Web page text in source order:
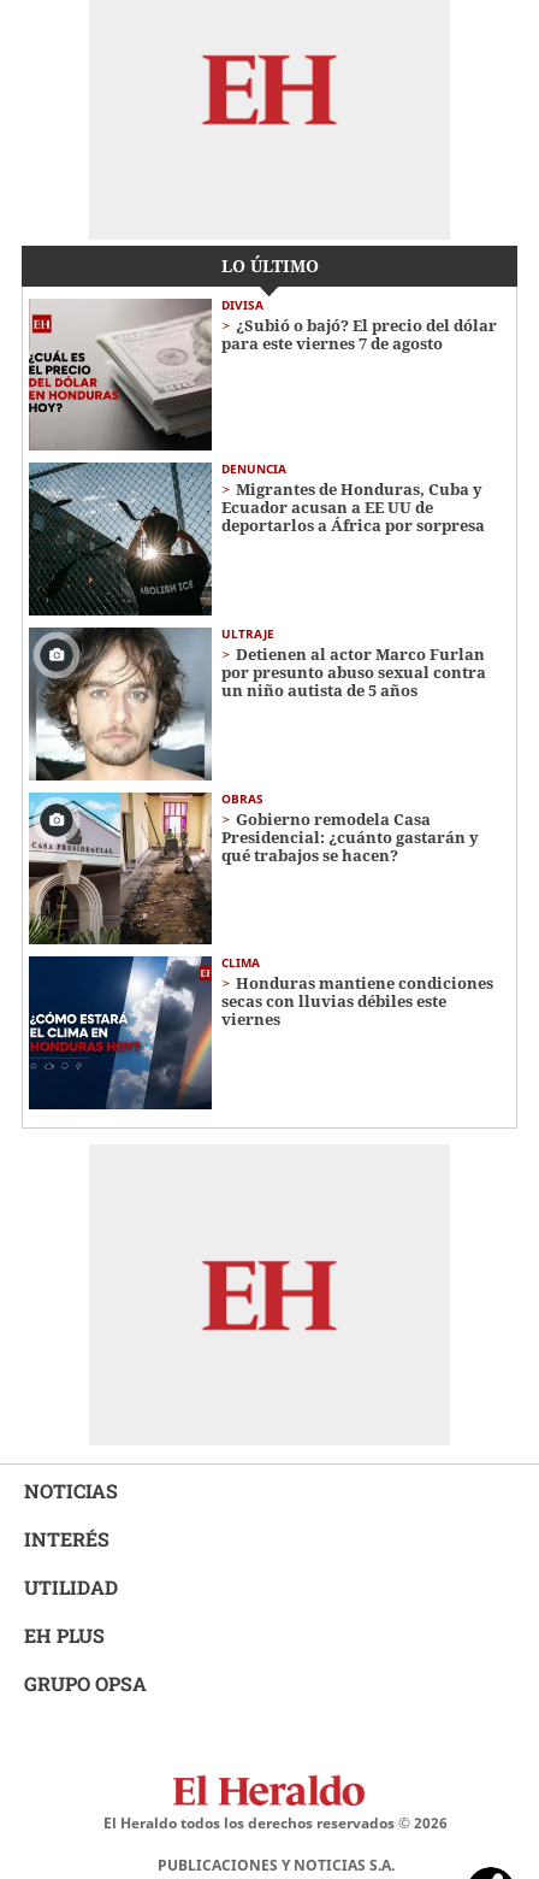
LO ÚLTIMO
DIVISA
¿Subió o bajó? El precio del dólar
para este viernes 7 de agosto
DENUNCIA
Migrantes de Honduras, Cuba y
Ecuador acusan a EE UU de
deportarlos a África por sorpresa
ULTRAJE
Detienen al actor Marco Furlan
por presunto abuso sexual contra
un niño autista de 5 años
OBRAS
Gobierno remodela Casa
Presidencial: ¿cuánto gastarán y
qué trabajos se hacen?
CLIMA
Honduras mantiene condiciones
secas con lluvias débiles este
viernes
NOTICIAS
INTERÉS
UTILIDAD
EH PLUS
GRUPO OPSA
El Heraldo todos los derechos reservados ©2026
PUBLICACIONES Y NOTICIAS S.A.